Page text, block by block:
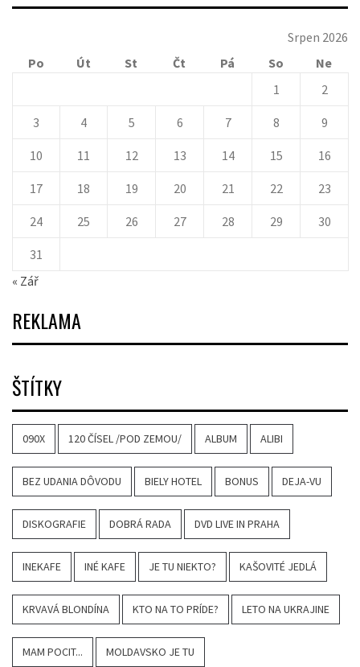
Srpen 2026
Po
Út St Čt Pá So
Ne
1
2
3 4 5 6 7 8 9
10 11 12 13 14 15 16
17 18 19 20 21 22 23
24 25 26 27 28 29 30
31
« Zář
REKLAMA
ŠTÍTKY
090X 120 ČÍSEL /POD ZEMOU/ ALBUM ALIBI
BEZ UDANIA DÔVODU BIELY HOTEL BONUS DEJA-VU
DISKOGRAFIE DOBRÁ RADA DVD LIVE IN PRAHA
INEKAFE INÉ KAFE JE TU NIEKTO? KAŠOVITÉ JEDLÁ
KRVAVÁ BLONDÍNA KTO NA TO PRÍDE? LETO NA UKRAJINE
MAM POCIT... MOLDAVSKO JE TU